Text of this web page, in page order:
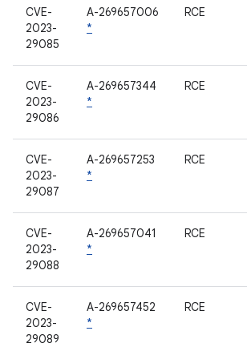
CVE-
2023-
29085
A-269657006
*
RCE
CVE-
2023-
29086
A-269657344
*
RCE
CVE-
2023-
29087
A-269657253
*
RCE
CVE-
2023-
29088
A-269657041
*
RCE
CVE-
2023-
29089
A-269657452
*
RCE